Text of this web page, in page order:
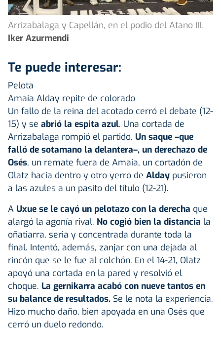
Arrizabalaga y Capellán, en el podio del Atano III.
Iker Azurmendi
Te puede interesar:
Pelota
Amaia Alday repite de colorado
Un fallo de la reina del acotado cerró el debate (12-
15) y se abrió la espita azul. Una cortada de
Arrizabalaga rompió el partido. Un saque –que
falló de sotamano la delantera–, un derechazo de
Osés, un remate fuera de Amaia, un cortadón de
Olatz hacia dentro y otro yerro de Alday pusieron
a las azules a un pasito del título (12-21).
A Uxue se le cayó un pelotazo con la derecha que
alargó la agonía rival. No cogió bien la distancia la
oñatiarra, seria y concentrada durante toda la
final. Intentó, además, zanjar con una dejada al
rincón que se le fue al colchón. En el 14-21, Olatz
apoyó una cortada en la pared y resolvió el
choque. La gernikarra acabó con nueve tantos en
su balance de resultados. Se le nota la experiencia.
Hizo mucho daño, bien apoyada en una Osés que
cerró un duelo redondo.